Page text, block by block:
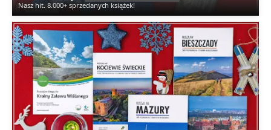
Nasz hit. 8.000+ sprzedanych książek!